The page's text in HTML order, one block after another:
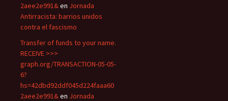
2aee2e991&en Jornada
Antirracista: barrios unidos
contra el fascismo
Transfer of funds to your name.
RECEIVE >>>
graph.org/TRANSACTION-05-05-
6?
hs=42dbd92ddf045d224faaa60
2aee2e991&en Jornada